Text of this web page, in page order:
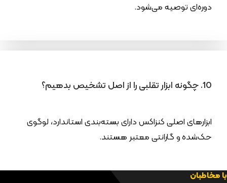
دوره‌ای توصیه می‌شود.
10. چگونه ابزار تقلبی را از اصل تشخیص بدهیم؟
ابزارهای اصلی کنزاکس دارای بسته‌بندی استاندارد، لوگوی
حک‌شده و گارانتی معتبر هستند.
با مخاطبان